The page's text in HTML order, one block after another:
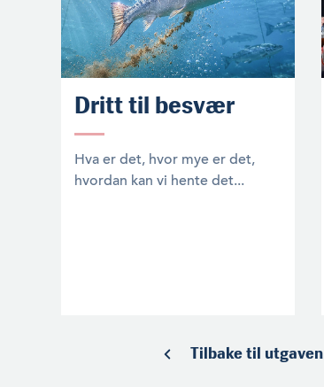
Dritt til besvær
Hva er det, hvor mye er det,
hvordan kan vi hente det...
Tilbake til utgaven